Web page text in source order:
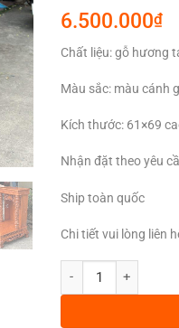
6.500.000₫
Chất liệu: gỗ hương
Màu sắc: màu cánh
Kích thước: 61×69
Nhận đặt theo yêu
Ship toàn quốc
Chi tiết vui lòng liên